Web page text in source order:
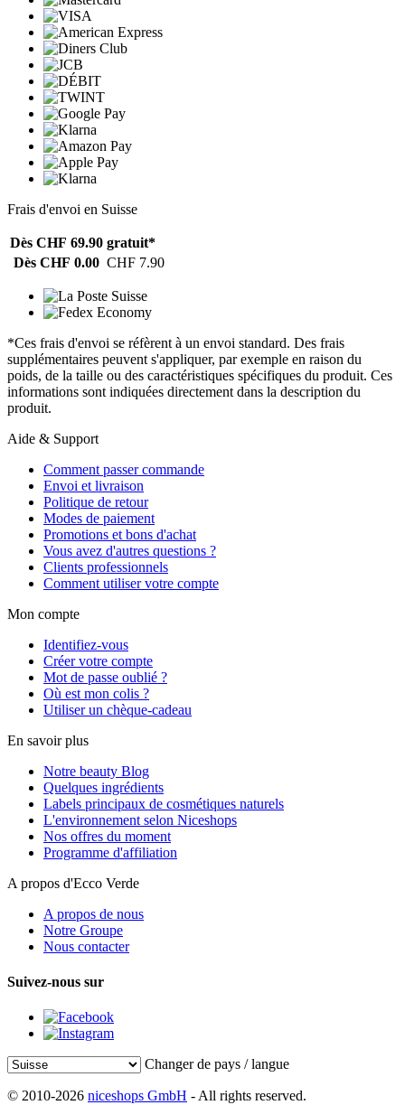
Frais d'envoi en Suisse
Dès CHF 69.90 gratuit*
Dès CHF 0.00 CHF 7.90
*Ces frais d'envoi se réfèrent à un envoi standard. Des frais
supplémentaires peuvent s'appliquer, par exemple en raison du
poids, de la taille ou des caractéristiques spécifiques du produit. Ces
informations sont indiquées directement dans la description du
produit.
Aide & Support
Comment passer commande
Envoi et livraison
Politique de retour
Modes de paiement
Promotions et bons d'achat
Vous avez d'autres questions ?
Clients professionnels
Comment utiliser votre compte
Mon compte
Identifiez-vous
Créer votre compte
Mot de passe oublié ?
Où est mon colis ?
Utiliser un chèque-cadeau
En savoir plus
Notre beauty Blog
Quelques ingrédients
Labels principaux de cosmétiques naturels
L'environnement selon Niceshops
Nos offres du moment
Programme d'affiliation
A propos d'Ecco Verde
A propos de nous
Notre Groupe
Nous contacter
Suivez-nous sur
Changer de pays / langue
© 2010-2026 niceshops GmbH - All rights reserved.